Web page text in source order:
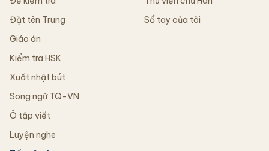
Đặt tên Trung
Giáo án
Kiểm tra HSK
Xuất nhật bút
Song ngữ TQ-VN
Ô tập viết
Luyện nghe
Sổ tay của tôi